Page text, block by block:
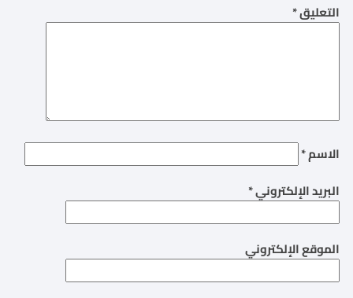
التعليق*
الاسم*
البريد الإلكتروني*
الموقع الإلكتروني